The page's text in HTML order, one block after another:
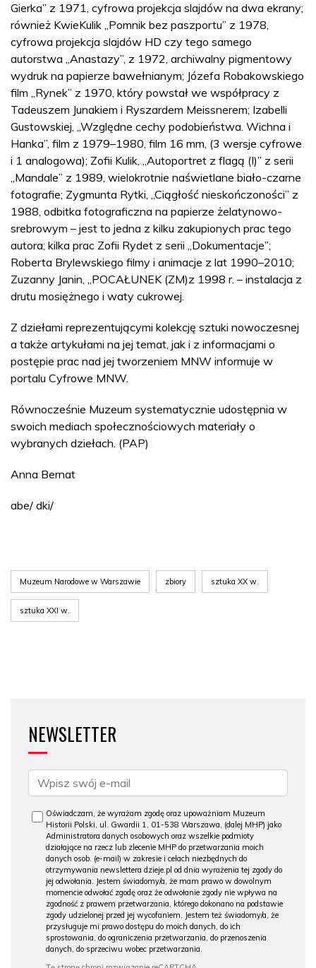
Gierka” z 1971, cyfrowa projekcja slajdów na dwa ekrany;
również KwieKulik „Pomnik bez paszportu” z 1978,
cyfrowa projekcja slajdów HD czy tego samego
autorstwa „Anastazy”, z 1972, archiwalny pigmentowy
wydruk na papierze bawełnianym; Józefa Robakowskiego
film „Rynek” z 1970, który powstał we współpracy z
Tadeuszem Junakiem i Ryszardem Meissnerem; Izabelli
Gustowskiej, „Względne cechy podobieństwa. Wichna i
Hanka”, film z 1979–1980, film 16 mm, (3 wersje cyfrowe
i 1 analogowa); Zofii Kulik, „Autoportret z flagą (I)” z serii
„Mandale” z 1989, wielokrotnie naświetlane biało-czarne
fotografie; Zygmunta Rytki, „Ciągłość nieskończoności” z
1988, odbitka fotograficzna na papierze żelatynowo-
srebrowym – jest to jedna z kilku zakupionych prac tego
autora; kilka prac Zofii Rydet z serii „Dokumentacje”;
Roberta Brylewskiego filmy i animacje z lat 1990–2010;
Zuzanny Janin, „POCAŁUNEK (ZM)z 1998 r. – instalacja z
drutu mosiężnego i waty cukrowej.
Z dziełami reprezentującymi kolekcję sztuki nowoczesnej
a także artykułami na jej temat, jak i z informacjami o
postępie prac nad jej tworzeniem MNW informuje w
portalu Cyfrowe MNW.
Równocześnie Muzeum systematycznie udostępnia w
swoich mediach społecznościowych materiały o
wybranych dziełach. (PAP)
Anna Bernat
abe/ dki/
Muzeum Narodowe w Warszawie zbiory sztuka XX w.
sztuka XXI w.
NEWSLETTER
Oświadczam, że wyrażam zgodę oraz upoważniam Muzeum
Historii Polski, ul. Gwardii 1, 01-538 Warszawa, (dalej MHP) jako
Administratora danych osobowych oraz wszelkie podmioty
działające na rzecz lub zlecenie MHP do przetwarzania moich
danych osob. (e-mail) w zakresie i celach niezbędnych do
otrzymywania newslettera dzieje.pl od dnia wyrażenia tej zgody do
jej odwołania. Jestem świadomy/a, że mam prawo w dowolnym
momencie odwołać zgodę oraz że odwołanie zgody nie wpływa na
zgodność z prawem przetwarzania, którego dokonano na podstawie
zgody udzielonej przed jej wycofaniem. Jestem też świadomy/a, że
przysługuje mi prawo dostępu do moich danych, do ich
sprostowania, do ograniczenia przetwarzania, do przenoszenia
danych, do sprzeciwu wobec przetwarzania.